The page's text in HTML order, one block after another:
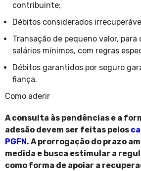
contribuinte;
Débitos considerados
Transação de pequeno valor,
salários mínimos, com regras
Débitos garantidos por seguro
fiança.
Como aderir
A consulta às pendências e a
adesão devem ser feitas pelos
PGFN . A prorrogação do prazo
medida e busca estimular a
como forma de apoiar a